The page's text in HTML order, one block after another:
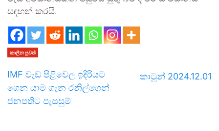
සඳහන් කරයි.
කාලීන පුවත්
IMF වැඩ පිළිවෙල ඉදිරියට
ගෙන යාම ගැන රනිල්ගෙන්
ජනපතිට පැසසුම්
කාටූන් 2024.12.01